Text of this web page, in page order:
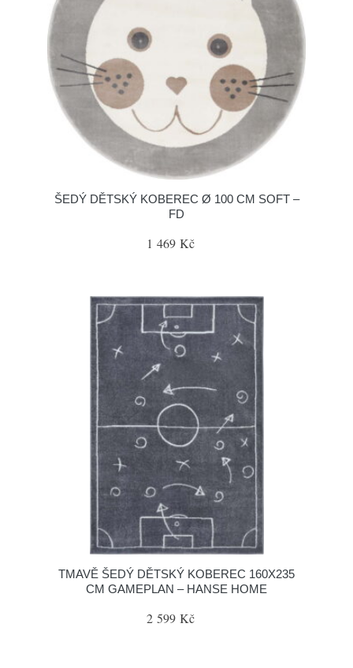
ŠEDÝ DĚTSKÝ KOBEREC Ø 100 CM SOFT –
FD
1 469 Kč
TMAVĚ ŠEDÝ DĚTSKÝ KOBEREC 160X235
CM GAMEPLAN – HANSE HOME
2 599 Kč